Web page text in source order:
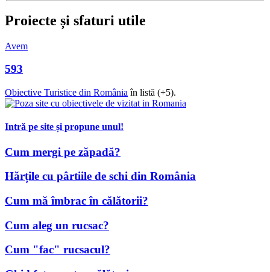
Proiecte și sfaturi utile
Avem
593
Obiective Turistice din România în listă (+5).
Intră pe site și propune unul!
Cum mergi pe zăpadă?
Hărțile cu pârtiile de schi din România
Cum mă îmbrac în călătorii?
Cum aleg un rucsac?
Cum "fac" rucsacul?